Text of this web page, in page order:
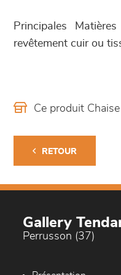
Principales
revêtement cuir ou
Ce produit
RETOUR
Gallery
Perrusson (37)